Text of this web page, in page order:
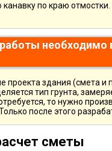
по краю
необходимо
проекта здания (смета
тип грунта,
то нужно
после этого
сметы